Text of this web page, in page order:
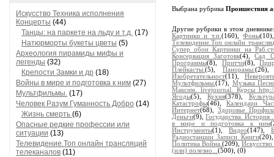
Искусство Техника исполнения
Концерты (44)
Танцы: на паркете на льду и т.д. (17)
Натюрморты букеты цветы (5)
Археология пирамиды мифы и
легенды (32)
Крепости Замки и др (18)
Войны в мире и подготовка к ним (27)
Мультфильмы. (17)
Человек Разум Гуманность Добро (14)
Жизнь смерть (6)
Опасные редкие профессии или
ситуации (13)
Телевидение.Топ онлайн трансляций
телеканалов (11)
Выбрана рубрика Проишествия
Другие рубрики в этом
Картинки и т.п. (160), Фоны
Телевидение.Топ онлайн
Супер обои Картинки на
Консервация Заготовк(4),Сад
Программы(8), Притчи(8),
Плейкасты. (5), Панорамы.
Изобретательност(11),
Мультфильмы. (17), Музыка
Максим. livejournal. Курсы http://
Ягоды(5), Кухня(378),
Катастрофы(46),Календари
Интернет(68),Здоровье
Деньги(9),Государства. История
в мире и подготовка к ним
Инструменты(1),Видео(147),
Радиостанции Записи Книги
Политика Война.(209),
(или) полезно... (500), (0)